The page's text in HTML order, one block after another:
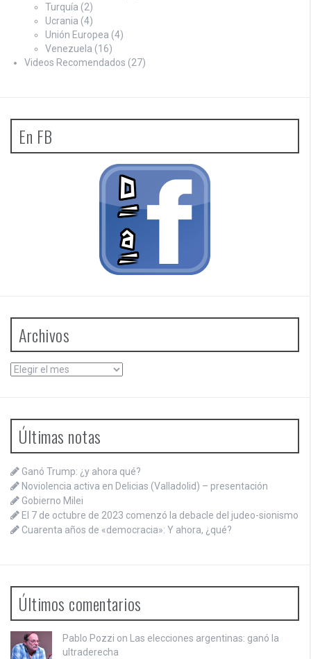
Turquía (2)
Ucrania (4)
Unión Europea (4)
Venezuela (16)
Videos Recomendados (27)
En FB
Archivos
Archivos
Últimas notas
Ganó Trump: ¿y ahora qué?
Noviolencia activa en Delicias (Valladolid) – presentación
Gobierno Milei
El 7 de octubre de 2023 comenzó la debacle del judeo-sionismo
Cuarenta años de «democracia»: Y ahora, ¿qué?
Últimos comentarios
Pablo Pozzi on Las elecciones argentinas: ganó la
ultraderecha